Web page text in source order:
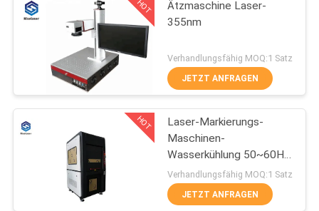
UNS
FABRIK-
QUALITÄTSKONTROLLE
KONTAKTIERE
industrielle Laser-
Schneidemaschine
Faser-Laser-Rohr-
Schneidemaschine
HOT
Ätzmaschine Laser-
355nm
Verhandlungsfähig MOQ:1 Satz
JETZT ANFRAGEN
HOT
Laser-Markierungs-
Maschinen-
Wasserkühlung 50~60Hz
Cnc-5W für
Plastiksicherheits-
Dichtungen
Verhandlungsfähig MOQ:1 Satz
JETZT ANFRAGEN